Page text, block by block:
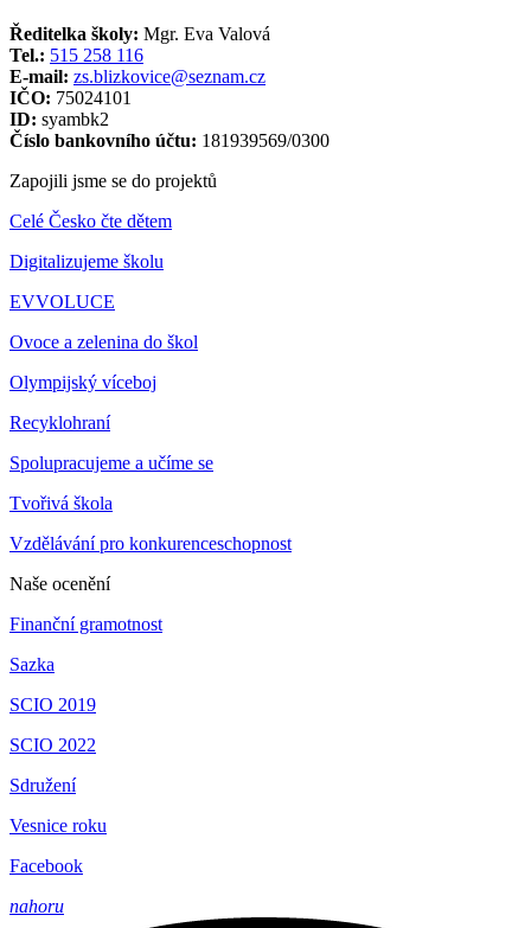
Ředitelka školy: Mgr. Eva Valová
Tel.: 515 258 116
E-mail: zs.blizkovice@seznam.cz
IČO: 75024101
ID: syambk2
Číslo bankovního účtu: 181939569/0300
Zapojili jsme se do projektů
Celé Česko čte dětem
Digitalizujeme školu
EVVOLUCE
Ovoce a zelenina do škol
Olympijský víceboj
Recyklohraní
Spolupracujeme a učíme se
Tvořivá škola
Vzdělávání pro konkurenceschopnost
Naše ocenění
Finanční gramotnost
Sazka
SCIO 2019
SCIO 2022
Sdružení
Vesnice roku
Facebook
nahoru